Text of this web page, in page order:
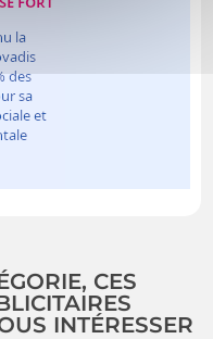
CES
INTÉRESSER